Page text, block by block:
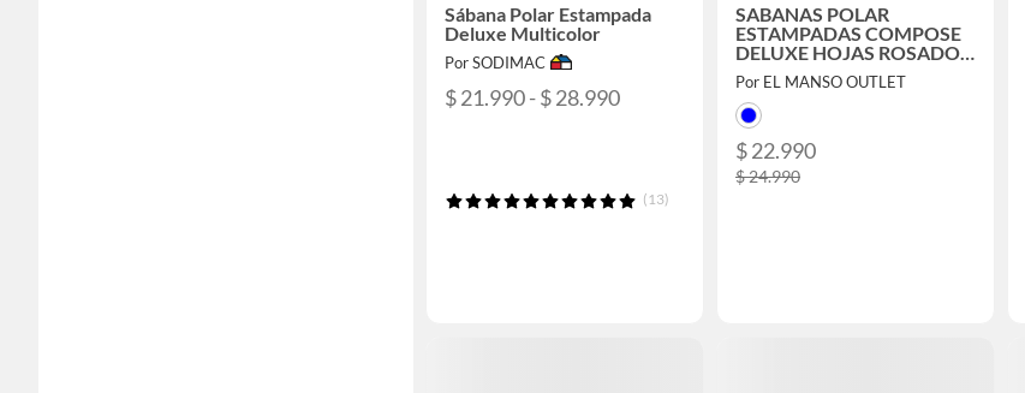
Sábana Polar Estampada
Deluxe Multicolor
Por SODIMAC
$ 21.990 - $ 28.990
(13)
SABANAS POLAR
ESTAMPADAS COMPOSE
DELUXE HOJAS ROSADO
AZUL 2 PLAZAS
Por EL MANSO OUTLET
$ 22.990
$ 24.990